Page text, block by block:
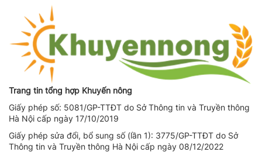
Trang tin tổng hợp Khuyến nông
Giấy phép số: 5081/GP-TTĐT do Sở Thông tin và Truyền thông
Hà Nội cấp ngày 17/10/2019
Giấy phép sửa đổi, bổ sung số (lần 1): 3775/GP-TTĐT do Sở
Thông tin và Truyền thông Hà Nội cấp ngày 08/12/2022